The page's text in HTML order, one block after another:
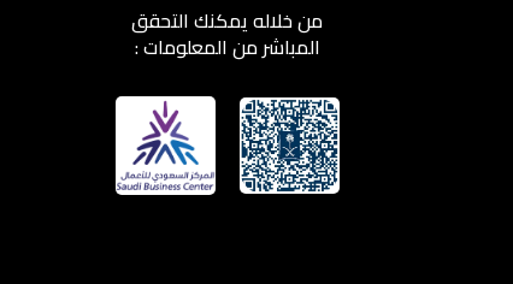
من خلاله يمكنك التحقق
المباشر من المعلومات :